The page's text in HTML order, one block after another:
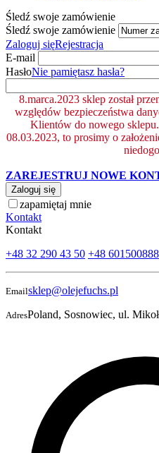
Śledź swoje zamówienie
Śledź swoje zamówienie
Zaloguj sięRejestracja
E-mail
HasłoNie pamiętasz hasła?
8.marca.2023 sklep został
względów bezpieczeństwa
Klientów do nowego sklepu.
08.03.2023, to prosimy o
ZAREJESTRUJ NOWE
Zaloguj się
zapamiętaj mnie
Kontakt
Kontakt
+48 32 290 43 50 +48 601500888
Emailsklep@olejefuchs.pl
AdresPoland, Sosnowiec, ul.